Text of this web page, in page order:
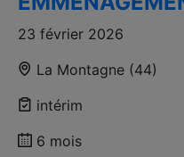
23 février 2026
La Montagne (44)
intérim
6 mois